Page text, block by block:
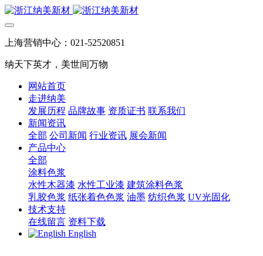
上海营销中心：021-52520851
纳天下英才，美世间万物
网站首页
走进纳美
发展历程 品牌故事 资质证书 联系我们
新闻资讯
全部 公司新闻 行业资讯 展会新闻
产品中心
全部
涂料色浆
水性木器漆 水性工业漆 建筑涂料色浆
乳胶色浆 纸张着色色浆 油墨 纺织色浆 UV光固化
技术支持
在线留言 资料下载
English